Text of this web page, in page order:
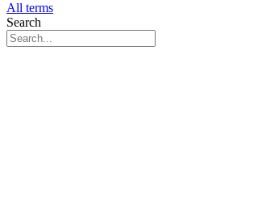
All terms
Search